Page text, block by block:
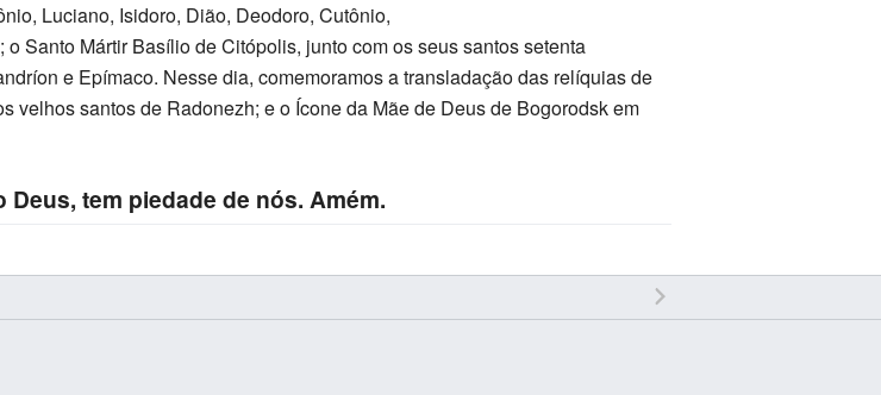
Luciano, Isidoro, Dião, Deodoro, Cutônio,
Santo Mártir Basílio de Citópolis, junto com os seus santos setenta
e Epímaco. Nesse dia, comemoramos a transladação das relíquias de
velhos santos de Radonezh; e o Ícone da Mãe de Deus de Bogorodsk em
tem piedade de nós. Amém.